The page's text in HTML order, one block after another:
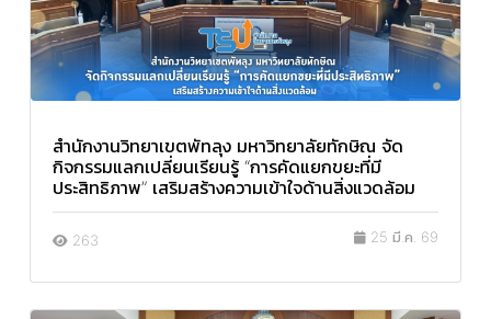
สำนักงานวิทยาเขตพัทลุง มหาวิทยาลัยทักษิณ จัด
กิจกรรมแลกเปลี่ยนเรียนรู้ “การคัดแยกขยะที่มี
ประสิทธิภาพ” เสริมสร้างความเข้าใจด้านสิ่งแวดล้อม
263 25 มี.ค. 69